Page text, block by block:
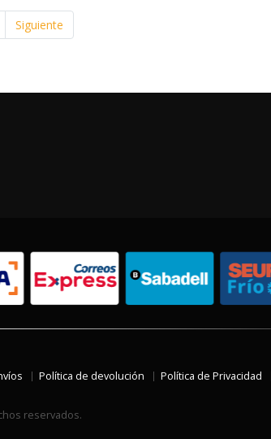
Siguiente
Política de devolución Política de Privacidad
reservados.